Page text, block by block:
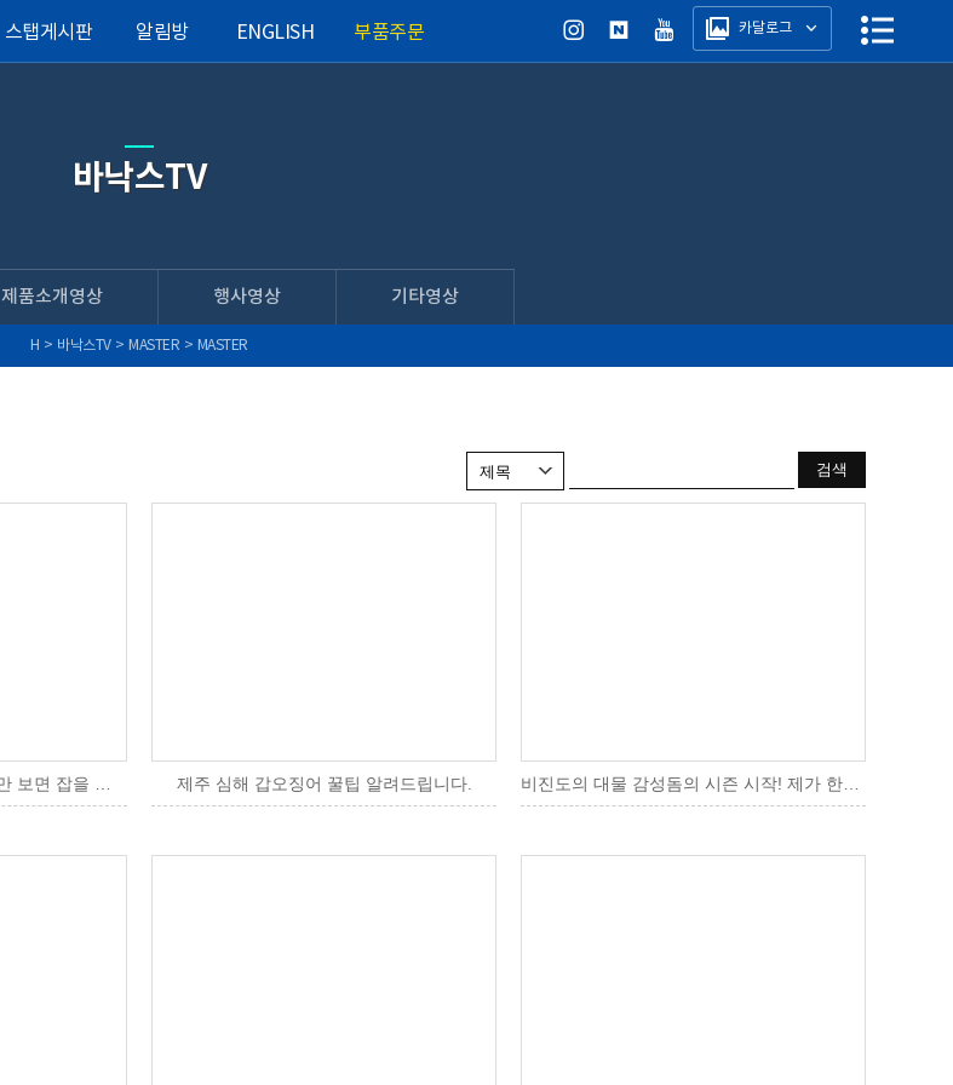
스탭게시판 알림방 ENGLISH 부품주문 카달로그
바낙스TV
제품소개영상 행사영상 기타영상
H > 바낙스TV > MASTER > MASTER
얼음배스낚시 누구나 이영상만 보면 잡을 수 있습니다! 제주 심해 갑오징어 꿀팁 알려드립니다. 비진도의 대물 감성돔의 시즌 시작! 제가 한번 나가봤습니다.